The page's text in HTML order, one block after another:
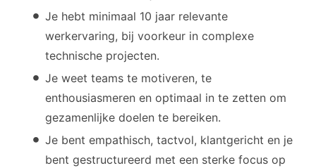
Je hebt minimaal 10 jaar relevante
werkervaring, bij voorkeur in complexe
technische projecten.
Je weet teams te motiveren, te
enthousiasmeren en optimaal in te zetten om
gezamenlijke doelen te bereiken.
Je bent empathisch, tactvol, klantgericht en je
bent gestructureerd met een sterke focus op